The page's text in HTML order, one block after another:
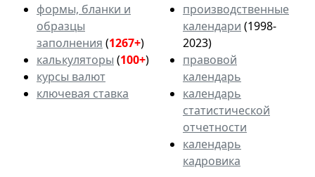
формы, бланки и
образцы
заполнения (1267+)
калькуляторы (100+)
курсы валют
ключевая ставка
производственные
календари (1998-
2023)
правовой
календарь
календарь
статистической
отчетности
календарь
кадровика